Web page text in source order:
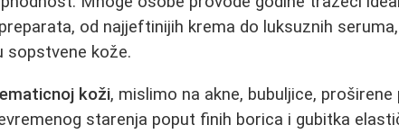
od najjeftinijih krema do luksuznih
sopstvene kože.
koži, mislimo na akne, bubuljice, proširene
starenja poput finih borica i gubitka